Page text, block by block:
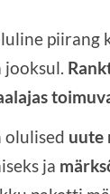
piirang
jooksul.
olulised uute
ja